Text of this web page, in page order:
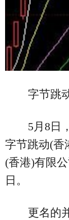
字节跳
5月8日
字节跳动(香
(香港)有限
日。
更名的